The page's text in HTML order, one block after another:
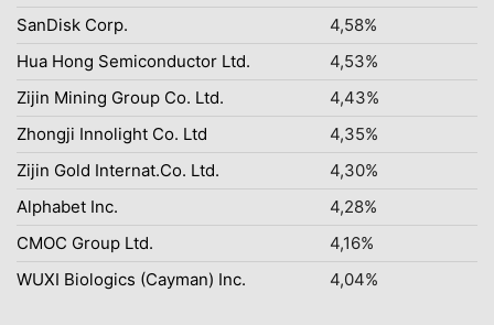
SanDisk Corp.
4,58%
Hua Hong Semiconductor Ltd.
4,53%
Zijin Mining Group Co. Ltd.
4,43%
Zhongji Innolight Co. Ltd
4,35%
Zijin Gold Internat.Co. Ltd.
4,30%
Alphabet Inc.
4,28%
CMOC Group Ltd.
4,16%
WUXI Biologics (Cayman) Inc.
4,04%